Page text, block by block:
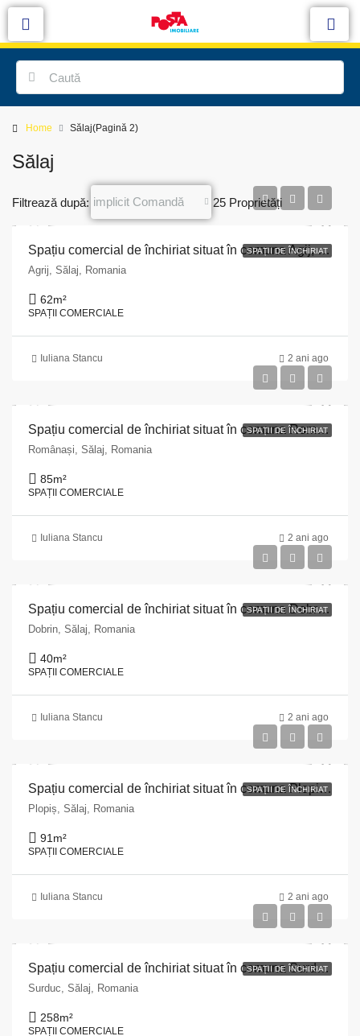
Home Sălaj(Pagină 2)
Sălaj
25 Proprietăți
Filtrează după: implicit Comandă
SPAȚII DE ÎNCHIRIAT
Spațiu comercial de închiriat situat în comuna Agij, str. Principală, nr. 334, județul Sălaj
Agrij, Sălaj, Romania
62m²
SPAȚII COMERCIALE
Iuliana Stancu 2 ani ago
SPAȚII DE ÎNCHIRIAT
Spațiu comercial de închiriat situat în comuna Românași, str. Principală, județul Sălaj
Românași, Sălaj, Romania
85m²
SPAȚII COMERCIALE
Iuliana Stancu 2 ani ago
SPAȚII DE ÎNCHIRIAT
Spațiu comercial de închiriat situat în comuna Dobrin, str. Principală, nr. 7/A, județul Sălaj
Dobrin, Sălaj, Romania
40m²
SPAȚII COMERCIALE
Iuliana Stancu 2 ani ago
SPAȚII DE ÎNCHIRIAT
Spațiu comercial de închiriat situat în comuna Plopiș, str. Principală, nr. 134, județul Sălaj
Plopiș, Sălaj, Romania
91 m²
SPAȚII COMERCIALE
Iuliana Stancu 2 ani ago
SPAȚII DE ÎNCHIRIAT
Spațiu comercial de închiriat situat în comuna Surduc, str. Principală, nr. 384/A, județul Sălaj
Surduc, Sălaj, Romania
258m²
SPAȚII COMERCIALE